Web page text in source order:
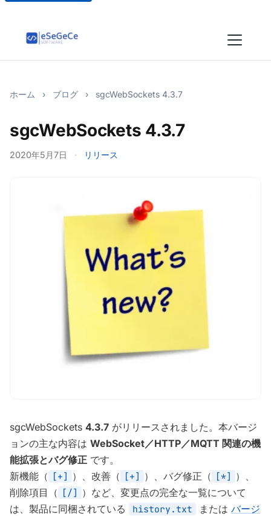
ホーム › ブログ › sgcWebSockets 4.3.7
sgcWebSockets 4.3.7
2020年5月7日 · リリース
sgcWebSockets 4.3.7 がリリースされました。本バージ
ョンの主な内容は WebSocket／HTTP／MQTT 関連の機
能拡張とバグ修正 です。
新機能（ [+] ）、改善（ [+] ）、バグ修正（ [*] ）、
削除項目（ [/] ）など、変更点の完全な一覧について
は、製品に同梱されている
history.txt または バージ